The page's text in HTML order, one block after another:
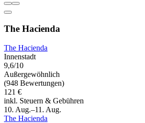
The Hacienda
The Hacienda
Innenstadt
9,6/10
Außergewöhnlich
(948 Bewertungen)
121 €
inkl. Steuern & Gebühren
10. Aug.–11. Aug.
The Hacienda